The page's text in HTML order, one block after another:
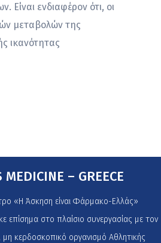
Είναι ενδιαφέρον ότι, οι
μεταβολών της
ικανότητας
MEDICINE – GREECE
«Η Άσκηση είναι Φάρμακο-Ελλάς»
επίσημα στο πλαίσιο συνεργασίας με τον
κερδοσκοπικό οργανισμό Αθλητικής